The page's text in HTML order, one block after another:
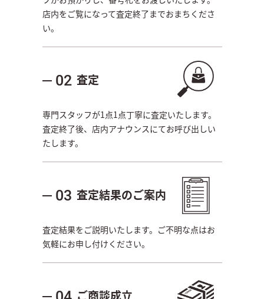
店内をご覧になって査定終了までおまちくださ
い。
02 査定
専門スタッフが1点1点丁寧に査定いたします。
査定終了後、店内アナウンスにてお呼び出しい
たします。
03 査定結果のご案内
査定結果をご説明いたします。ご不明な点はお
気軽にお申し付けください。
ご商談成立